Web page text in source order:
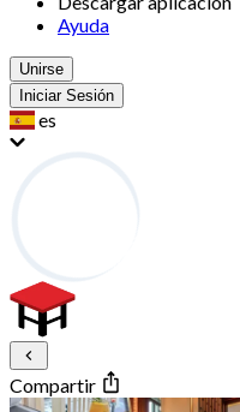
Ayuda
Unirse
Iniciar Sesión
es
Compartir